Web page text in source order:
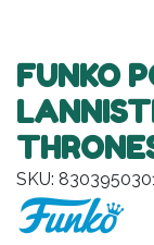
FUNKO
SKU: